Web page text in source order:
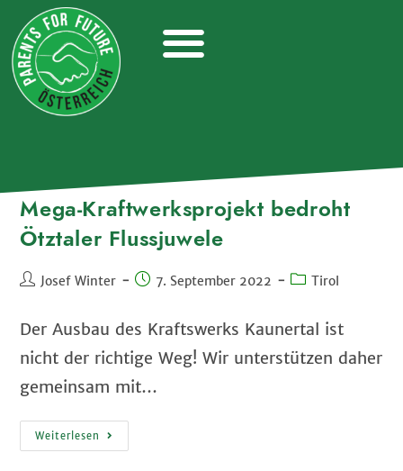
Mega-Kraftwerksprojekt bedroht
Ötztaler Flussjuwele
Josef Winter 7. September 2022 Tirol
Der Ausbau des Kraftswerks Kaunertal ist
nicht der richtige Weg! Wir unterstützen daher
gemeinsam mit…
Weiterlesen